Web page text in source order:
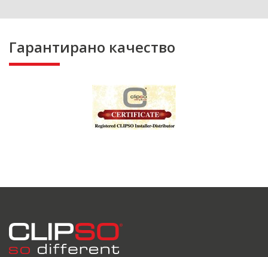
Гарантирано качество